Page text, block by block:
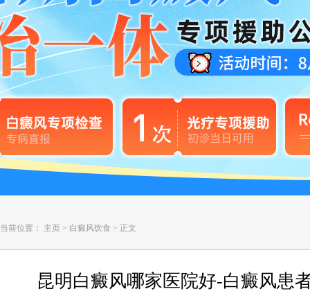
当前位置： 主页 > 白癜风饮食 > 正文
昆明白癜风哪家医院好-白癜风患